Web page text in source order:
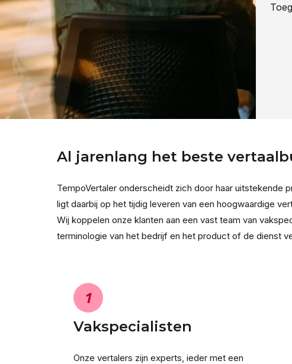
Al jarenlang het beste
TempoVertaler onderscheidt zich door haar uitstekende
ligt daarbij op het tijdig leveren van een hoogwaardige
Wij koppelen onze klanten aan een vast team van
terminologie van het bedrijf en het product of de dienst
1
Vakspecialisten
Onze vertalers zijn experts, ieder met een